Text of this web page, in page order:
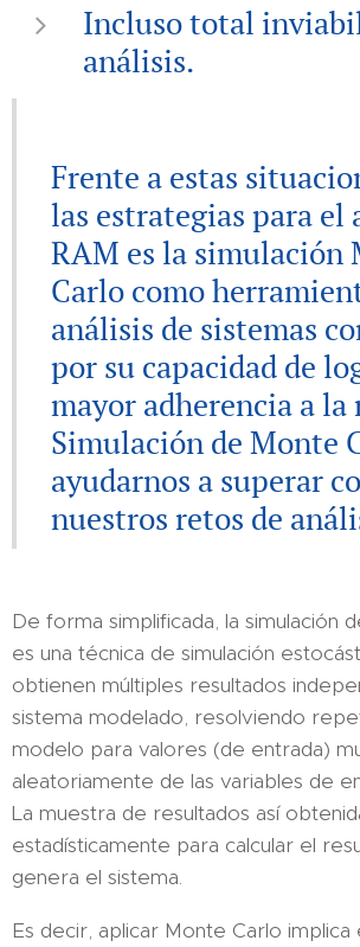
Incluso total
análisis.
Frente a estas
las estrategias para el
RAM es la simulación
Carlo como
análisis de sistemas
por su capacidad de
mayor adherencia a la
Simulación de Monte
ayudarnos a superar
nuestros retos de
De forma simplificada, la simulación
es una técnica de simulación
obtienen múltiples resultados
sistema modelado, resolviendo
modelo para valores (de entrada)
aleatoriamente de las variables de
La muestra de resultados así
estadísticamente para calcular el
genera el sistema.
Es decir, aplicar Monte Carlo